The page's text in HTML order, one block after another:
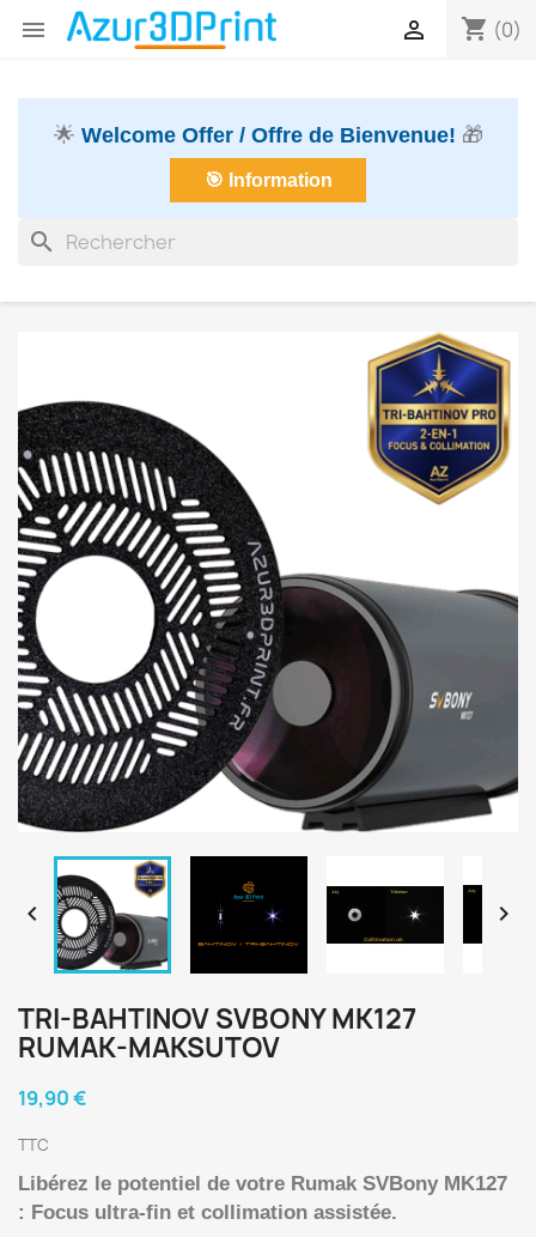
 shopping_cart (0)

🌟 Welcome Offer / Offre de Bienvenue! 🎁
🎯 Information
search
 
TRI-BAHTINOV SVBONY MK127
RUMAK-MAKSUTOV
19,90 €
TTC
Libérez le potentiel de votre Rumak SVBony MK127
: Focus ultra-fin et collimation assistée.